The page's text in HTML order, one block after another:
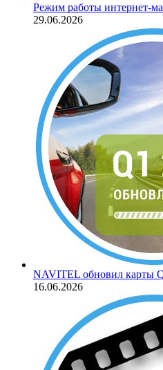
Режим работы интернет-
29.06.2026
NAVITEL обновил карты
16.06.2026